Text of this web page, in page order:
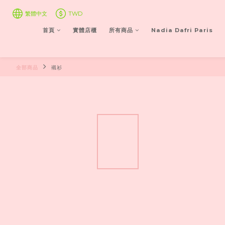
繁體中文 TWD
首頁 實體店櫃 所有商品 Nadia Dafri Paris
全部商品 襯衫